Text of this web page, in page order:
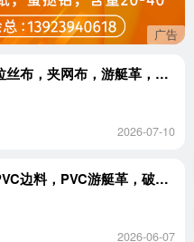
广告
出售PVC拉丝布，夹网布，游艇革，现货够
2026-07-10
求购软质PVC边料，PVC游艇革，破碎用，需求量两三百吨
2026-06-07